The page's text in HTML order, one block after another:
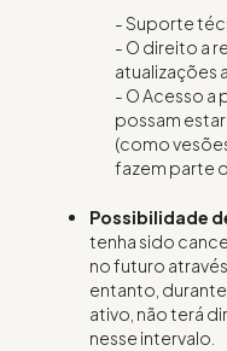
- Suporte
- O direito a
atualizações
- O Acesso a
possam
(como
fazem parte
Possibilidade
tenha sido
no futuro
entanto,
ativo, não terá
nesse intervalo.